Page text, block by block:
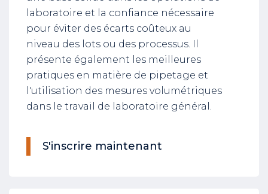
laboratoire et la confiance nécessaire
pour éviter des écarts coûteux au
niveau des lots ou des processus. Il
présente également les meilleures
pratiques en matière de pipetage et
l'utilisation des mesures volumétriques
dans le travail de laboratoire général.
S'inscrire maintenant